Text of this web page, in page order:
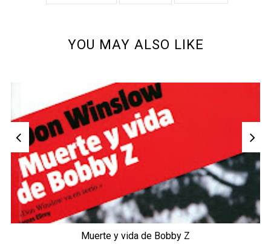
YOU MAY ALSO LIKE
Muerte y vida de Bobby Z